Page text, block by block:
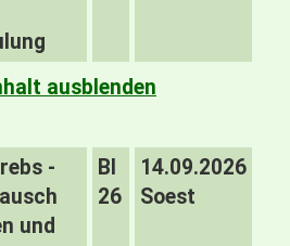
ausblenden
-
und
BI
26
14.09.2026
Soest